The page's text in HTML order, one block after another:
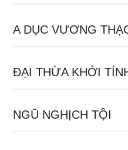
A DỤC VƯƠNG
ĐẠI THỪA KHỞI
NGŨ NGHỊCH TỘI